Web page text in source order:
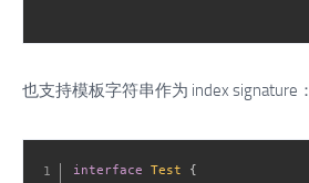
也支持模板字符串作为 index signature：
interface Test
{